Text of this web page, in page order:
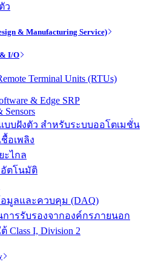
ว
& Manufacturing Service)
I/O
Terminal Units (RTUs)
& Edge SRP
Sensors
บบฝังตัว สำหรับระบบออโตเมชั่น
อเพลิง
ะไกล
ตโนมัติ
มูลและควบคุม (DAQ)
ารรับรองจากองค์กรภายนอก
Class I, Division 2